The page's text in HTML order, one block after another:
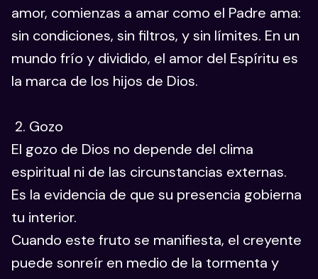
amor, comienzas a amar como el Padre ama:
sin condiciones, sin filtros, y sin límites. En un
mundo frío y dividido, el amor del Espíritu es
la marca de los hijos de Dios.
2. Gozo
El gozo de Dios no depende del clima
espiritual ni de las circunstancias externas.
Es la evidencia de que su presencia gobierna
tu interior.
Cuando este fruto se manifiesta, el creyente
puede sonreír en medio de la tormenta y